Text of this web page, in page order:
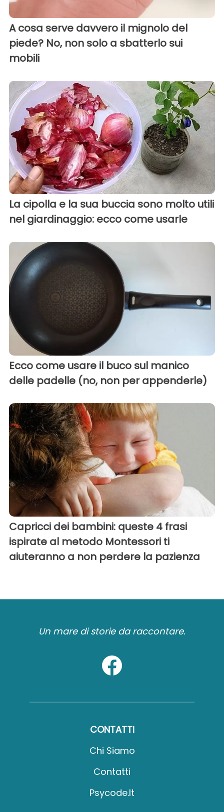
A cosa serve davvero il mignolo del
piede? No, non solo a sbatterlo sui
mobili
La cipolla e la sua buccia sono molto utili
nel giardinaggio: ecco come usarle
Ecco come usare il buco sul manico
delle padelle (no, non per appenderle)
Capricci dei bambini: queste 4 frasi
ispirate al metodo Montessori ti
aiuteranno a non perdere la pazienza
Un mare di storie da raccontare.
CONTATTI
Chi Siamo
Contatti
Psycode.it